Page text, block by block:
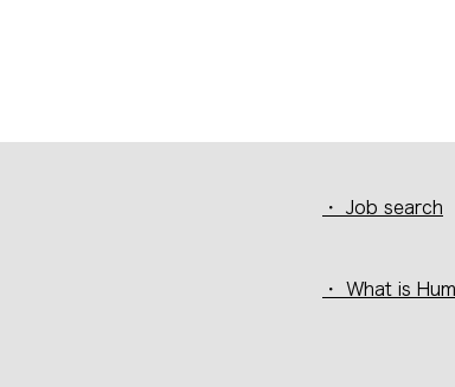
・ Job search
・ What is